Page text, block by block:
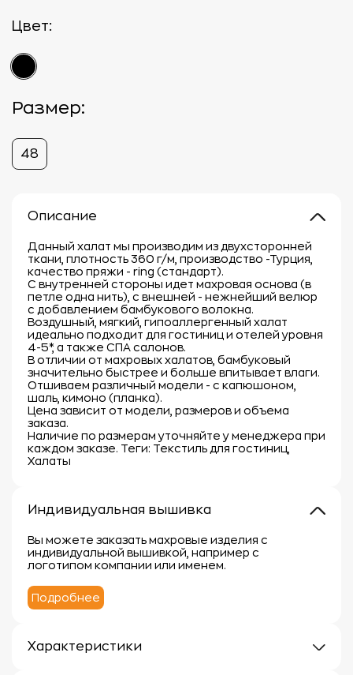
Цвет:
Размер:
48
Описание
Данный халат мы производим из двухсторонней
ткани, плотность 360 г/м, производство -Турция,
качество пряжи - ring (стандарт).
С внутренней стороны идет махровая основа (в
петле одна нить), с внешней - нежнейший велюр
с добавлением бамбукового волокна.
Воздушный, мягкий, гипоаллергенный халат
идеально подходит для гостиниц и отелей уровня
4-5*, а также СПА салонов.
В отличии от махровых халатов, бамбуковый
значительно быстрее и больше впитывает влаги.
Отшиваем различный модели - с капюшоном,
шаль, кимоно (планка).
Цена зависит от модели, размеров и объема
заказа.
Наличие по размерам уточняйте у менеджера при
каждом заказе. Теги: Текстиль для гостиниц,
Халаты
Индивидуальная вышивка
Вы можете заказать махровые изделия с
индивидуальной вышивкой, например с
логотипом компании или именем.
Подробнее
Характеристики